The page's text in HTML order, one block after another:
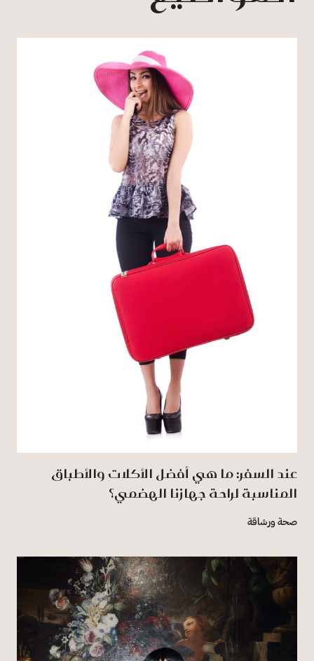
عند السفر: ما هي أفضل الأكلات والأطباق
المناسبة لراحة جهازنا الهضمي؟
صحة ورشاقة